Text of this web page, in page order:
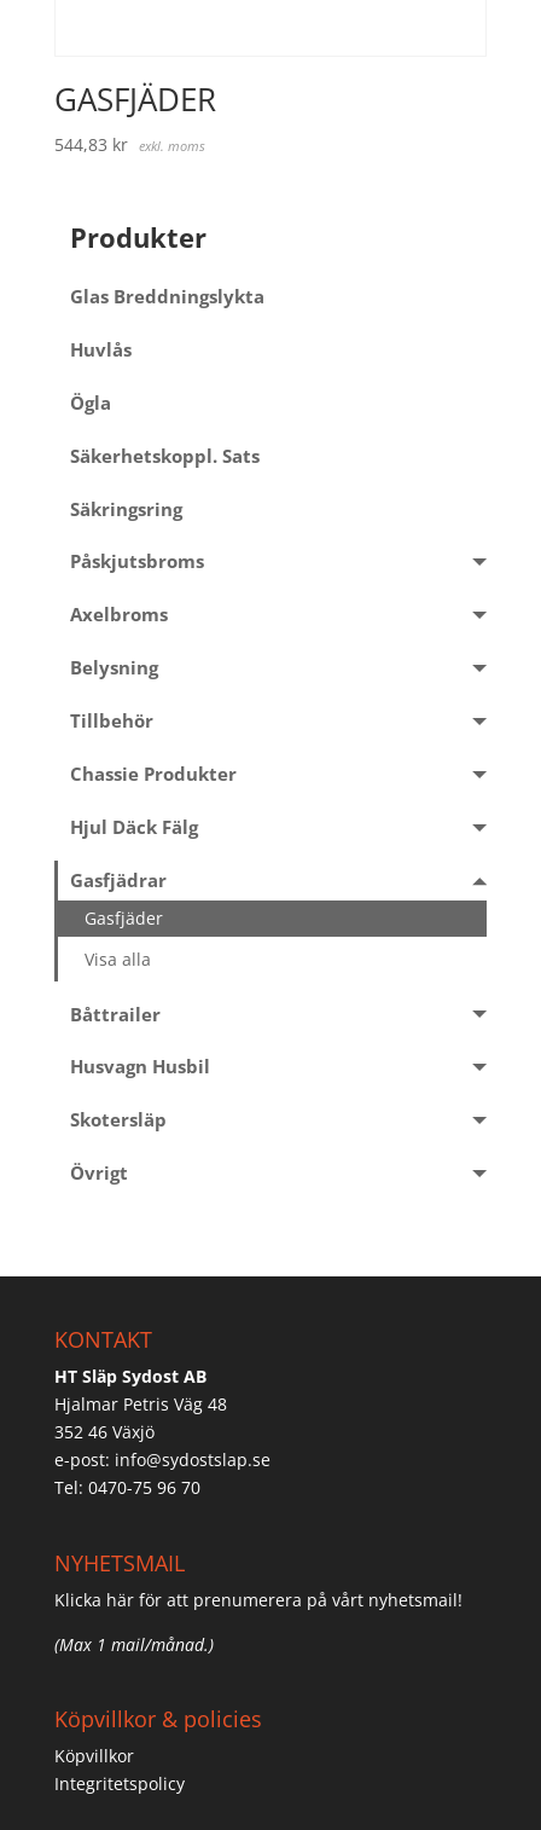
GASFJÄDER
544,83 kr exkl. moms
Produkter
Glas Breddningslykta
Huvlås
Ögla
Säkerhetskoppl. Sats
Säkringsring
Påskjutsbroms
Axelbroms
Belysning
Tillbehör
Chassie Produkter
Hjul Däck Fälg
Gasfjädrar
Gasfjäder
Visa alla
Båttrailer
Husvagn Husbil
Skotersläp
Övrigt
KONTAKT
HT Släp Sydost AB
Hjalmar Petris Väg 48
352 46 Växjö
e-post: info@sydostslap.se
Tel: 0470-75 96 70
NYHETSMAIL
Klicka här för att prenumerera på vårt nyhetsmail!
(Max 1 mail/månad.)
Köpvillkor & policies
Köpvillkor
Integritetspolicy